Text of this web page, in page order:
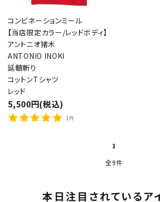
コンビネーションミール
【当店限定カラー/レッドボディ】
アントニオ猪木
ANTONIO INOKI
延髄斬り
コットンTシャツ
レッド
5,500円(税込)
1件
1
全9件
本日注目されているア